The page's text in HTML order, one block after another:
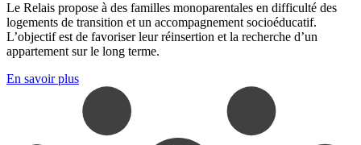
Le Relais propose à des familles monoparentales en difficulté des
logements de transition et un accompagnement socioéducatif.
L’objectif est de favoriser leur réinsertion et la recherche d’un
appartement sur le long terme.
En savoir plus